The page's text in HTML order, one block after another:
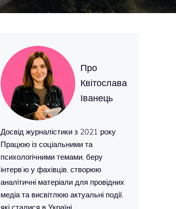
Про
Квітослава
Іванець
Досвід журналістики з 2021 року.
Працюю із соціальними та
психологічними темами, беру
інтерв’ю у фахівців, створюю
аналітичні матеріали для провідних
медіа та висвітлюю актуальні події,